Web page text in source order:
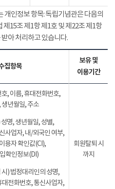
개인정보 항목: 독립기념관은 다음의
15조 제1항 제1호 및 제22조 제1항
아 처리하고 있습니다.
집항목
보유 및
이용기간
, 이름, 휴대전화번호,
생년월일, 주소
명, 생년월일, 성별,
사업자, 내/외국인 여부,
용자 확인값(CI),
확인정보(DI)
) 법정대리인의 성명,
대전화번호, 통신사업자,
회원탈퇴 시
까지